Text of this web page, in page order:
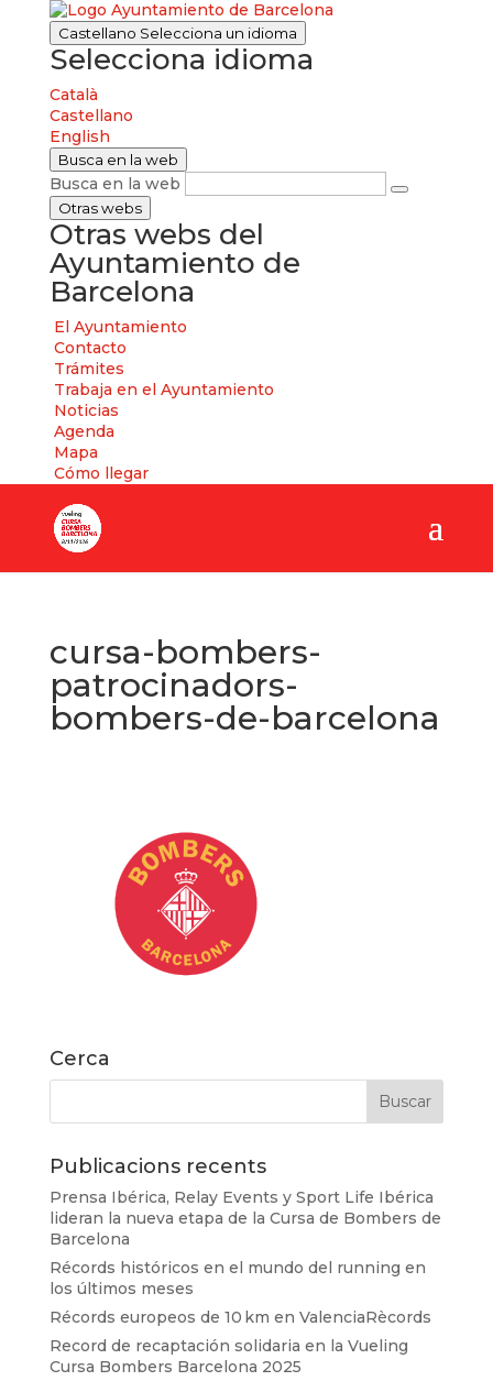
Castellano Selecciona un idioma
Selecciona idioma
Català
Castellano
English
Busca en la web
Busca en la web
Otras webs
Otras webs del
Ayuntamiento de
Barcelona
El Ayuntamiento
Contacto
Trámites
Trabaja en el Ayuntamiento
Noticias
Agenda
Mapa
Cómo llegar
cursa-bombers-
patrocinadors-
bombers-de-barcelona
Cerca
Publicacions recents
Prensa Ibérica, Relay Events y Sport Life Ibérica
lideran la nueva etapa de la Cursa de Bombers de
Barcelona
Récords históricos en el mundo del running en
los últimos meses
Récords europeos de 10 km en ValenciaRècords
Record de recaptación solidaria en la Vueling
Cursa Bombers Barcelona 2025